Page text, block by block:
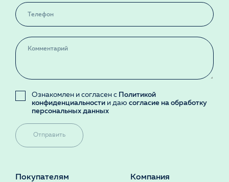
Ознакомлен и согласен с Политикой
конфиденциальности и даю согласие на обработку
персональных данных
Отправить
Покупателям Компания